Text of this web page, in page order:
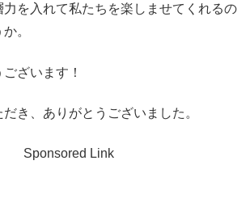
力を入れて私たちを楽しませてくれるの
。
ざいます！
き、ありがとうございました。
Sponsored Link